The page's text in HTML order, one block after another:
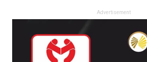
Advertisement